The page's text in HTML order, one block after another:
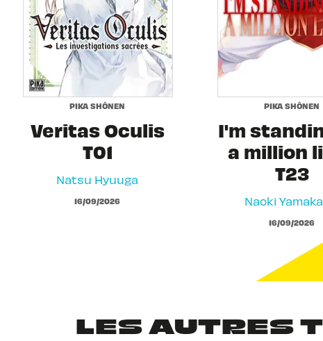
PIKA SHÔNEN
Veritas Oculis
T01
Natsu Hyuuga
16/09/2026
PIKA SHÔNEN
I'm
a million
T23
Naoki
16/09/2026
LES AUTRES